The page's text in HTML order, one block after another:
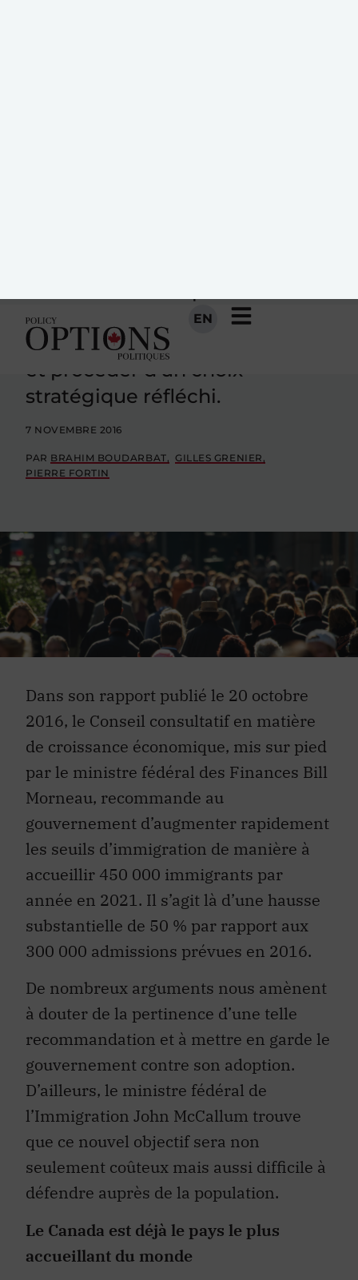
la capacité d’absorption
économique et sociale du pays,
et procéder d’un choix
stratégique réfléchi.
7 NOVEMBRE 2016
PAR BRAHIM BOUDARBAT
GILLES GRENIER
PIERRE FORTIN
Dans son rapport publié le 20 octobre
2016, le Conseil consultatif en matière
de croissance économique, mis sur pied
par le ministre fédéral des Finances Bill
Morneau, recommande au
gouvernement d’augmenter rapidement
les seuils d’immigration de manière à
accueillir 450 000 immigrants par
année en 2021. Il s’agit là d’une hausse
substantielle de 50 % par rapport aux
300 000 admissions prévues en 2016.
De nombreux arguments nous amènent
à douter de la pertinence d’une telle
recommandation et à mettre en garde le
gouvernement contre son adoption.
D’ailleurs, le ministre fédéral de
l’Immigration John McCallum trouve
que ce nouvel objectif sera non
seulement coûteux mais aussi difficile à
défendre auprès de la population.
Le Canada est déjà le pays le plus
accueillant du monde